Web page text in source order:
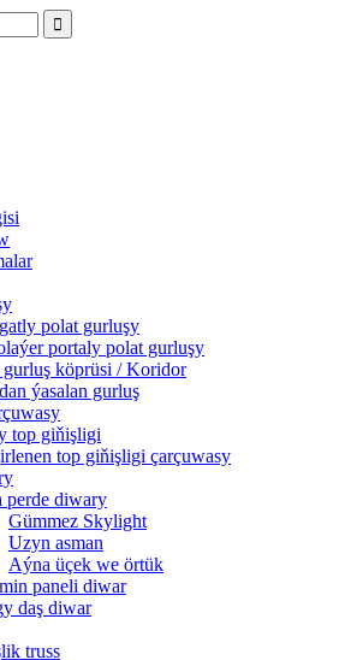
polat gurluşy
portaly polat gurluşy
gurluş köprüsi / Koridor
ýasalan gurluş
top giňişligi
top giňişligi çarçuwasy
perde diwary
Gümmez Skylight
Uzyn asman
Aýna üçek we örtük
paneli diwar
daş diwar
truss